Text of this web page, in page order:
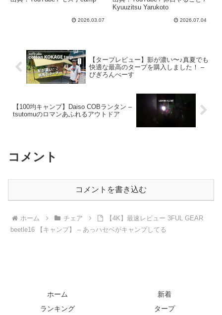
2026.03.07
ラック）ギアレビュー（海
編） – 休日やること /
Kyuuzitsu Yarukoto
2026.07.04
【タープレビュー】影が濃い〜♪真夏でも
快適な最高のタープを購入しました！ –
びぎろんべーす
【100均キャンプ】Daiso COBランタン –
tsutomuのロマンあふれるアウトドア
コメント
コメントを書き込む
ホーム チェア
【4K】最速レビュー 3FUL GEAR
beetle16 【キャンプ】 – あっハセベがキャンプしてる
ホーム
新着
ランキング
タープ